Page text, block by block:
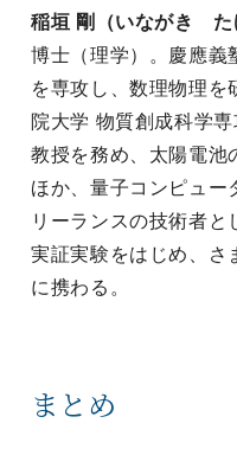
稲垣 剛（いながき た
博士（理学）。慶應義
を専攻し、数理物理を
院大学 物質創成科学
教授を務め、太陽電池
ほか、量子コンピュー
リーランスの技術者と
実証実験をはじめ、さ
に携わる。
まとめ